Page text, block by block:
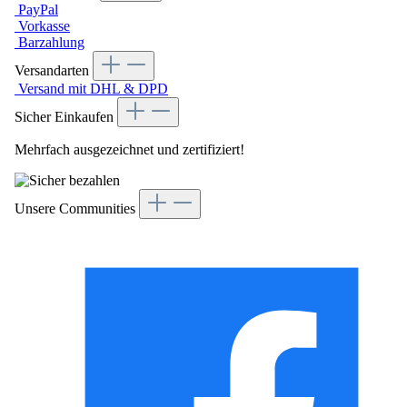
PayPal
Vorkasse
Barzahlung
Versandarten
Versand mit DHL & DPD
Sicher Einkaufen
Mehrfach ausgezeichnet und zertifiziert!
Unsere Communities